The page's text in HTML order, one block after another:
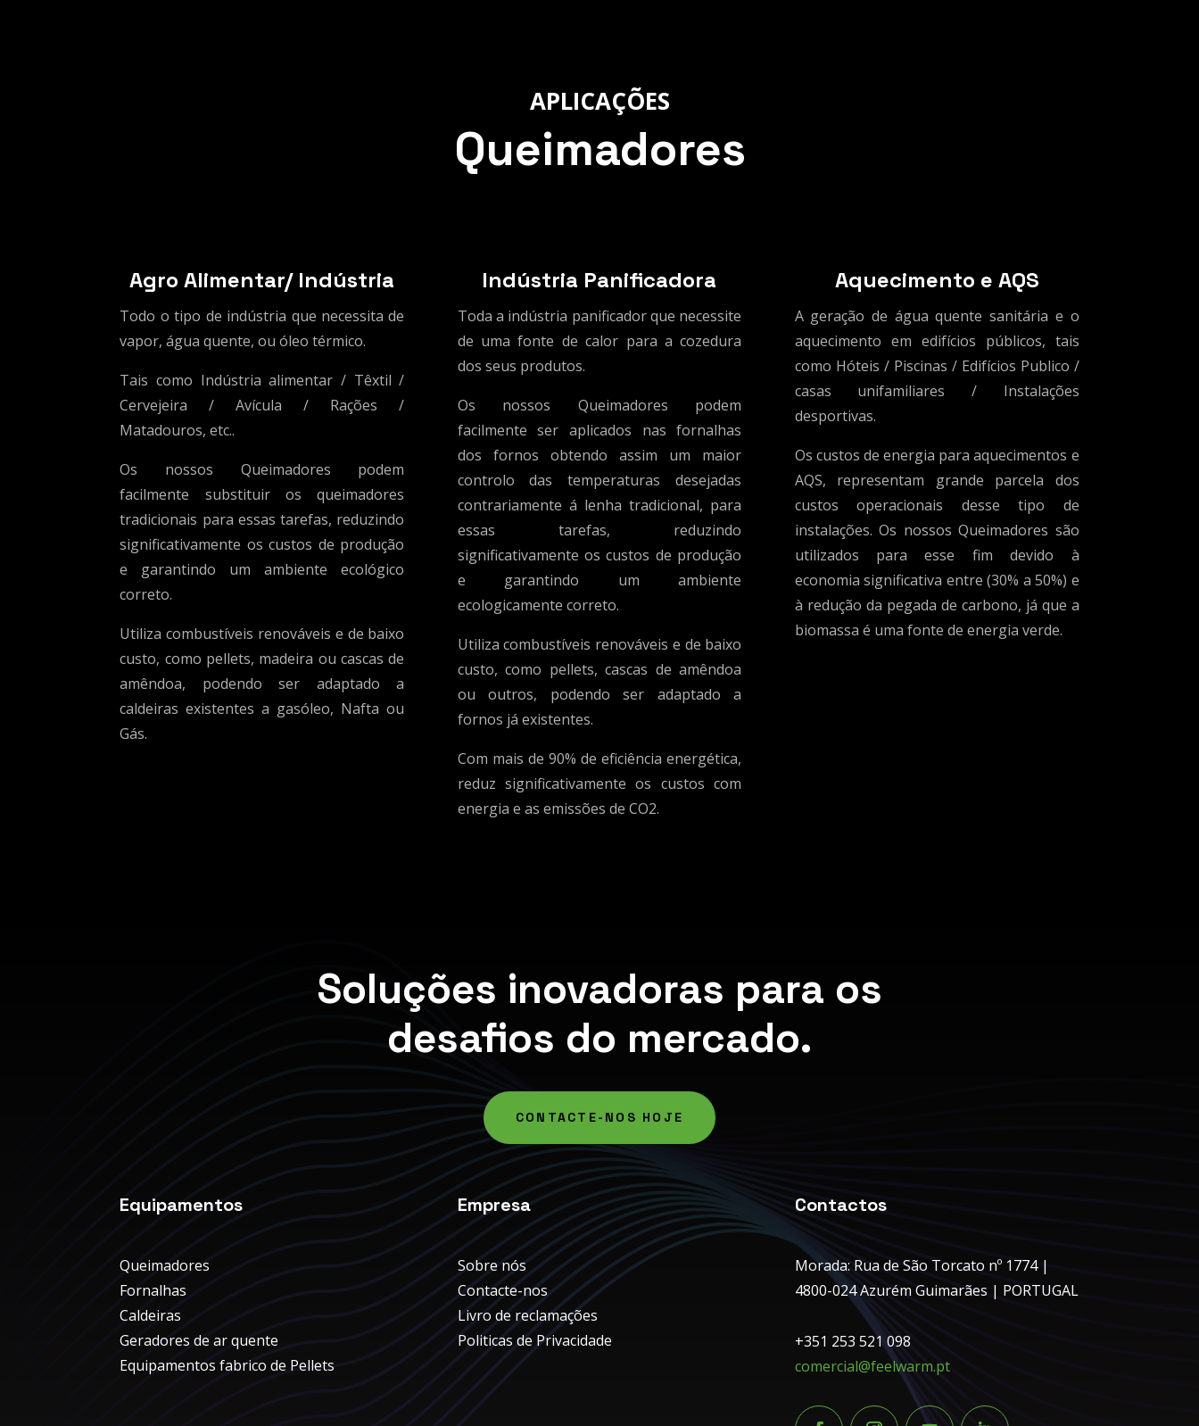
APLICAÇÕES
Queimadores
Agro Alimentar/ Indústria
Todo o tipo de indústria que necessita de
vapor, água quente, ou óleo térmico.
Tais como Indústria alimentar / Têxtil /
Cervejeira / Avícula / Rações /
Matadouros, etc..
Os nossos Queimadores podem
facilmente substituir os queimadores
tradicionais para essas tarefas, reduzindo
significativamente os custos de produção
e garantindo um ambiente ecológico
correto.
Utiliza combustíveis renováveis e de baixo
custo, como pellets, madeira ou cascas de
amêndoa, podendo ser adaptado a
caldeiras existentes a gasóleo, Nafta ou
Gás.
Indústria Panificadora
Toda a indústria panificador que necessite
de uma fonte de calor para a cozedura
dos seus produtos.
Os nossos Queimadores podem
facilmente ser aplicados nas fornalhas
dos fornos obtendo assim um maior
controlo das temperaturas desejadas
contrariamente á lenha tradicional, para
essas tarefas, reduzindo
significativamente os custos de produção
e garantindo um ambiente
ecologicamente correto.
Utiliza combustíveis renováveis e de baixo
custo, como pellets, cascas de amêndoa
ou outros, podendo ser adaptado a
fornos já existentes.
Com mais de 90% de eficiência energética,
reduz significativamente os custos com
energia e as emissões de CO2.
Aquecimento e AQS
A geração de água quente sanitária e o
aquecimento em edifícios públicos, tais
como Hóteis / Piscinas / Edifícios Publico /
casas unifamiliares / Instalações
desportivas.
Os custos de energia para aquecimentos e
AQS, representam grande parcela dos
custos operacionais desse tipo de
instalações. Os nossos Queimadores são
utilizados para esse fim devido à
economia significativa entre (30% a 50%) e
à redução da pegada de carbono, já que a
biomassa é uma fonte de energia verde.
Soluções inovadoras para os
desafios do mercado.
CONTACTE-NOS HOJE
Equipamentos
Queimadores
Fornalhas
Caldeiras
Geradores de ar quente
Equipamentos fabrico de Pellets
Empresa
Sobre nós
Contacte-nos
Livro de reclamações
Politicas de Privacidade
Contactos
Morada: Rua de São Torcato nº 1774 |
4800-024 Azurém Guimarães | PORTUGAL
+351 253 521 098
comercial@feelwarm.pt